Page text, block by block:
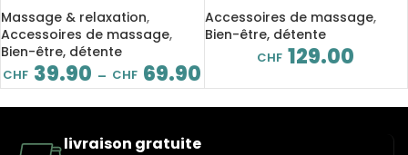
thérapie magnétique, acide
lymphatique, relaxation
musculaire
Massage & relaxation,
Accessoires de massage,
Bien-être, détente
CHF 39.90 – CHF 69.90
LCD, masseur musculaire
profond, soulagement de la
douleur, Relaxation du
corps, du visage
Accessoires de massage,
Bien-être, détente
CHF 129.00
livraison gratuite